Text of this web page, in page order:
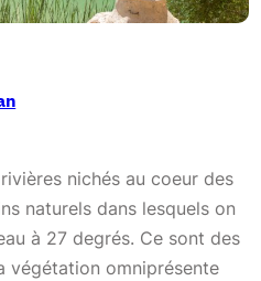
nichés au coeur des
naturels dans lesquels on
à 27 degrés. Ce sont des
végétation omniprésente